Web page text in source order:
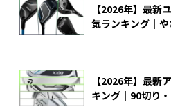
【2026年】最新
気ランキング｜
【2026年】最新
キング｜90切り